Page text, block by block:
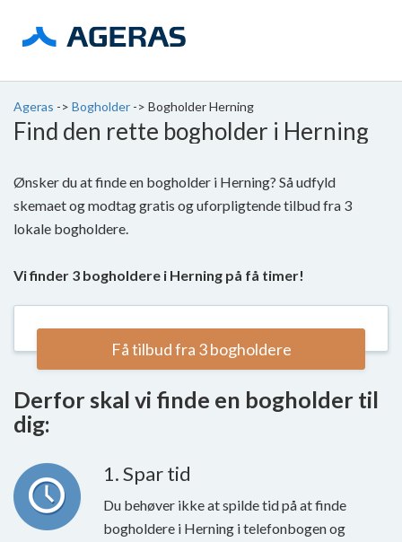
Ageras -> Bogholder -> Bogholder Herning
Find den rette bogholder i Herning
Ønsker du at finde en bogholder i Herning? Så udfyld
skemaet og modtag gratis og uforpligtende tilbud fra 3
lokale bogholdere.
Vi finder 3 bogholdere i Herning på få timer!
Få tilbud fra 3 bogholdere
Derfor skal vi finde en bogholder til
dig:
1. Spar tid
Du behøver ikke at spilde tid på at finde
bogholdere i Herning i telefonbogen og